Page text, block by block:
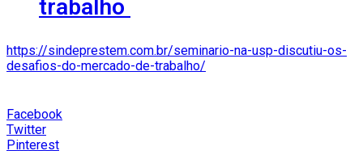
trabalho
https://sindeprestem.com.br/seminario-na-usp-discutiu-os-
desafios-do-mercado-de-trabalho/
Facebook
Twitter
Pinterest